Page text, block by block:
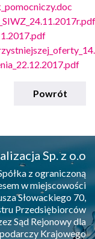
Powrót
Sp. z o.o
z ograniczoną
w miejscowości
Słowackiego 70,
Przedsiębiorców
Sąd Rejonowy dla
Krajowego